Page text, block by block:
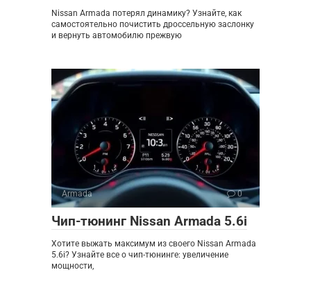
Nissan Armada потерял динамику? Узнайте, как
самостоятельно почистить дроссельную заслонку
и вернуть автомобилю прежвую
Armada 0
Чип-тюнинг Nissan Armada 5.6i
Хотите выжать максимум из своего Nissan Armada
5.6i? Узнайте все о чип-тюнинге: увеличение
мощности,